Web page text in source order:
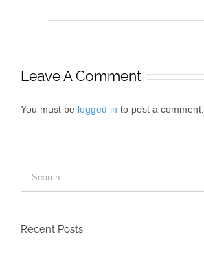
Leave A Comment
You must be logged in to post a comment.
Recent Posts